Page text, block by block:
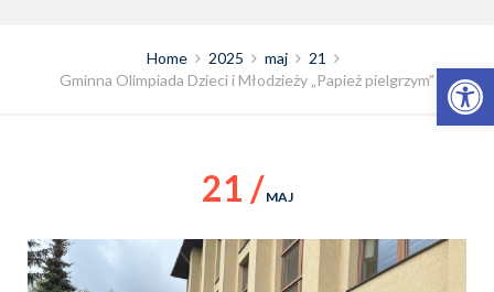
Otwórz pasek narzędzi
Home 2025 maj
21
Gminna Olimpiada Dzieci i Młodzieży „Papież pielgrzym”
21 / MAJ